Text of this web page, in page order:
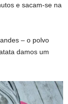
e sacam-se na
– o polvo
damos um